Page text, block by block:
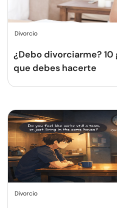
Divorcio
¿Debo divorciarme?
que debes hacerte
Divorcio